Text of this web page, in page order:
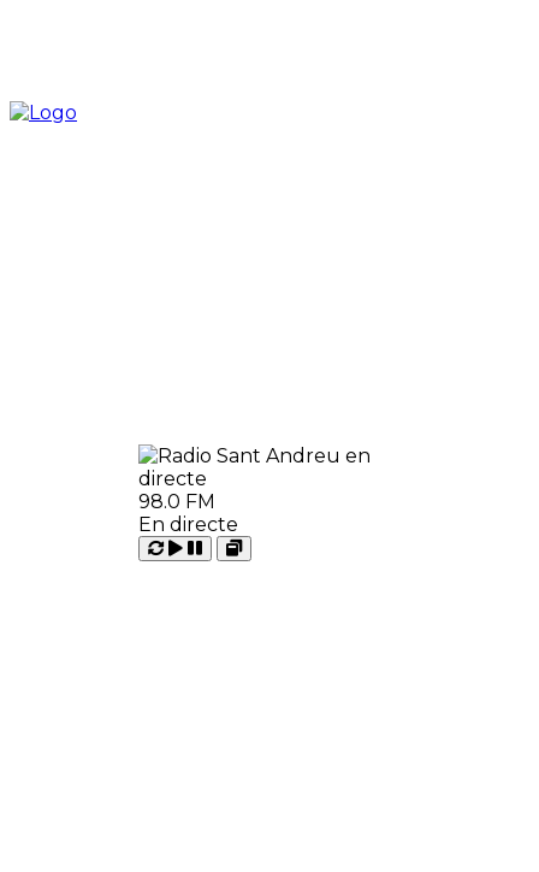
98.0 FM
En directe
Carregant
Reproduir
Pausar
Open